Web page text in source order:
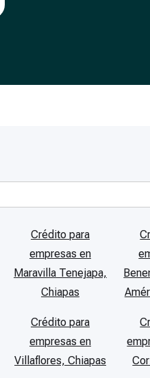
Crédito para
empresas en
Maravilla Tenejapa,
Chiapas
Crédito para
empresas en
Villaflores, Chiapas